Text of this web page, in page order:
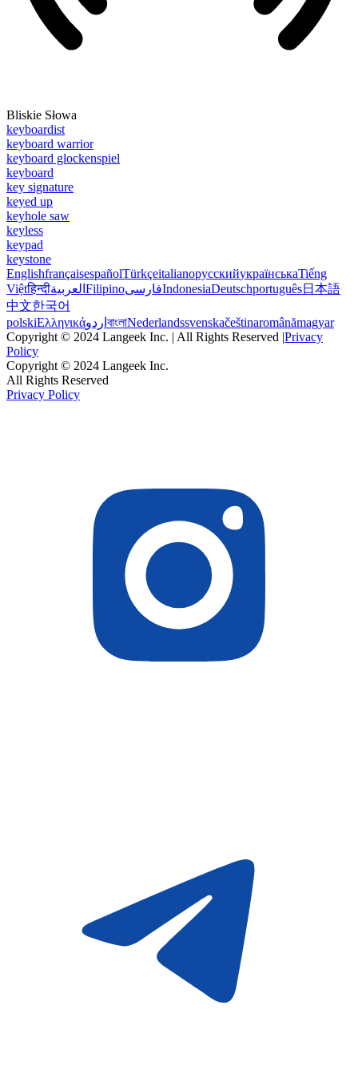
Bliskie Słowa
keyboardist
keyboard warrior
keyboard glockenspiel
keyboard
key signature
keyed up
keyhole saw
keyless
keypad
keystone
EnglishfrançaisespañolTürkçeitalianoрусскийукраїнськаTiếng
Việtहिन्दीالعربية FilipinoفارسیIndonesiaDeutschportuguês日本語
中文한국어
polskiΕλληνικάاردو বাংলাNederlandssvenskačeštinaromânămagyar
Copyright © 2024 Langeek Inc. | All Rights Reserved |Privacy
Policy
Copyright © 2024 Langeek Inc.
All Rights Reserved
Privacy Policy